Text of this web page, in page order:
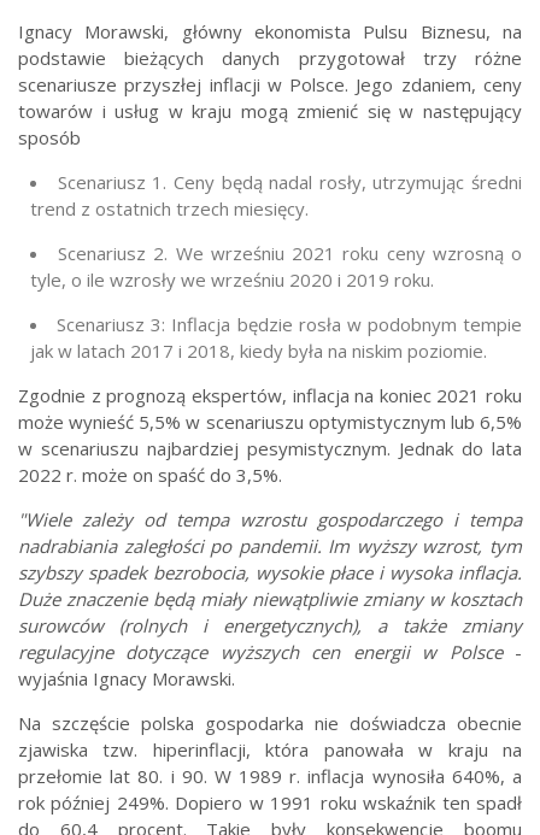
Ignacy Morawski, główny ekonomista Pulsu Biznesu, na
podstawie bieżących danych przygotował trzy różne
scenariusze przyszłej inflacji w Polsce. Jego zdaniem, ceny
towarów i usług w kraju mogą zmienić się w następujący
sposób
Scenariusz 1. Ceny będą nadal rosły, utrzymując średni
trend z ostatnich trzech miesięcy.
Scenariusz 2. We wrześniu 2021 roku ceny wzrosną o
tyle, o ile wzrosły we wrześniu 2020 i 2019 roku.
Scenariusz 3: Inflacja będzie rosła w podobnym tempie
jak w latach 2017 i 2018, kiedy była na niskim poziomie.
Zgodnie z prognozą ekspertów, inflacja na koniec 2021 roku
może wynieść 5,5% w scenariuszu optymistycznym lub 6,5%
w scenariuszu najbardziej pesymistycznym. Jednak do lata
2022 r. może on spaść do 3,5%.
"Wiele zależy od tempa wzrostu gospodarczego i tempa
nadrabiania zaległości po pandemii. Im wyższy wzrost, tym
szybszy spadek bezrobocia, wysokie płace i wysoka inflacja.
Duże znaczenie będą miały niewątpliwie zmiany w kosztach
surowców (rolnych i energetycznych), a także zmiany
regulacyjne dotyczące wyższych cen energii w Polsce-
wyjaśnia Ignacy Morawski.
Na szczęście polska gospodarka nie doświadcza obecnie
zjawiska tzw. hiperinflacji, która panowała w kraju na
przełomie lat 80. i 90. W 1989 r. inflacja wynosiła 640%, a
rok później 249%. Dopiero w 1991 roku wskaźnik ten spadł
do 60,4 procent. Takie były konsekwencje boomu